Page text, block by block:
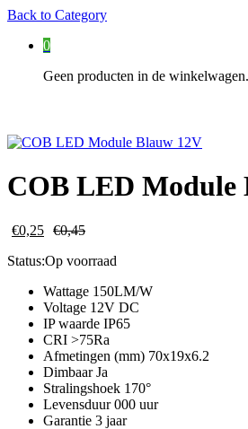
Back to Category
0
Geen producten in de winkelwagen.
COB LED Module
€0,25 €0,45
Status:Op voorraad
Wattage 150LM/W
Voltage 12V DC
IP waarde IP65
CRI >75Ra
Afmetingen (mm) 70x19x6.2
Dimbaar Ja
Stralingshoek 170°
Levensduur 000 uur
Garantie 3 jaar